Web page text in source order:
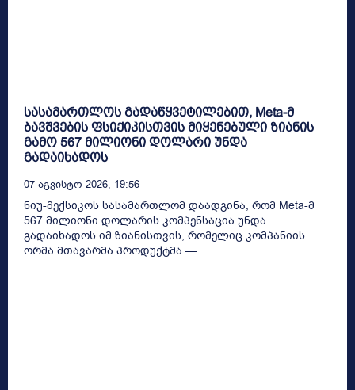
სასამართლოს გადაწყვეტილებით, Meta-მ
ბავშვების ფსიქიკისთვის მიყენებული ზიანის
გამო 567 მილიონი დოლარი უნდა
გადაიხადოს
07 Აგვისტო 2026, 19:56
ნიუ-მექსიკოს სასამართლომ დაადგინა, რომ Meta-მ
567 მილიონი დოლარის კომპენსაცია უნდა
გადაიხადოს იმ ზიანისთვის, რომელიც კომპანიის
ორმა მთავარმა პროდუქტმა —...